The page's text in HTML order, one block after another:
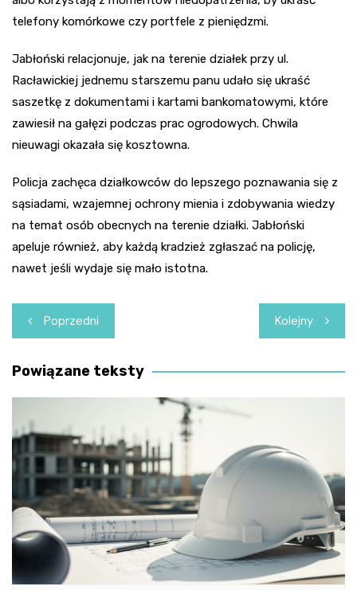
telefony komórkowe czy portfele z pieniędzmi.
Jabłoński relacjonuje, jak na terenie działek przy ul.
Racławickiej jednemu starszemu panu udało się ukraść
saszetkę z dokumentami i kartami bankomatowymi, które
zawiesił na gałęzi podczas prac ogrodowych. Chwila
nieuwagi okazała się kosztowna.
Policja zachęca działkowców do lepszego poznawania się z
sąsiadami, wzajemnej ochrony mienia i zdobywania wiedzy
na temat osób obecnych na terenie działki. Jabłoński
apeluje również, aby każdą kradzież zgłaszać na policję,
nawet jeśli wydaje się mało istotna.
Nawigacja
wpisu
Poprzedni Kolejny
Powiązane teksty